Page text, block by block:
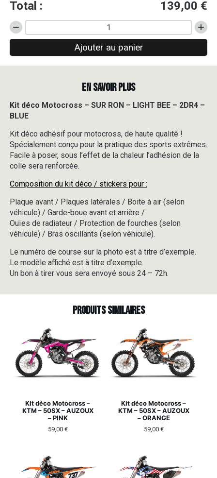
Total : 139,00 €
quantité
de
déco
Motocross
-
LIGHT
-
2DR4
-
BLUE
Ajouter au panier
EN SAVOIR PLUS
Kit déco Motocross – SUR RON – LIGHT BEE – 2DR4 –
BLUE
Kit déco adhésif pour motocross, de haute qualité !
Spécialement conçu pour la pratique des sports extrêmes.
Facile à poser, sous l’effet de la chaleur l’adhésion de la
colle sera renforcée.
Composition du kit déco / stickers pour :
Plaque avant / Plaques latérales / Boite à air (selon
véhicule) / Garde-boue avant et arrière /
Ouïes de radiateur / Protection de fourches (selon
véhicule) / Bras oscillants (selon véhicule).
Le numéro de course sur la photo est à titre d’exemple.
Le modèle affiché est à titre d’exemple.
Un bon à tirer vous sera envoyé sous 24 – 72h.
Produits similaires
Kit déco Motocross –
KTM – 50SX – AUZOUX
– PINK
59,00 €
Kit déco Motocross –
KTM – 50SX – AUZOUX
– ORANGE
59,00 €